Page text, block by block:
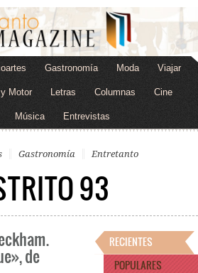
Gastronomía Moda Viajar
Motor Letras Columnas Cine
Música Entrevistas
Gastronomía Entretanto
93
de
RECIENTES
POPULARES